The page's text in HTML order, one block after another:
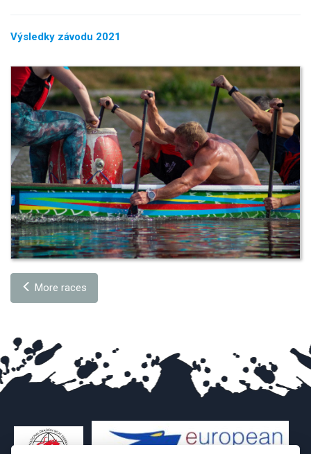
Výsledky závodu 2021
More races